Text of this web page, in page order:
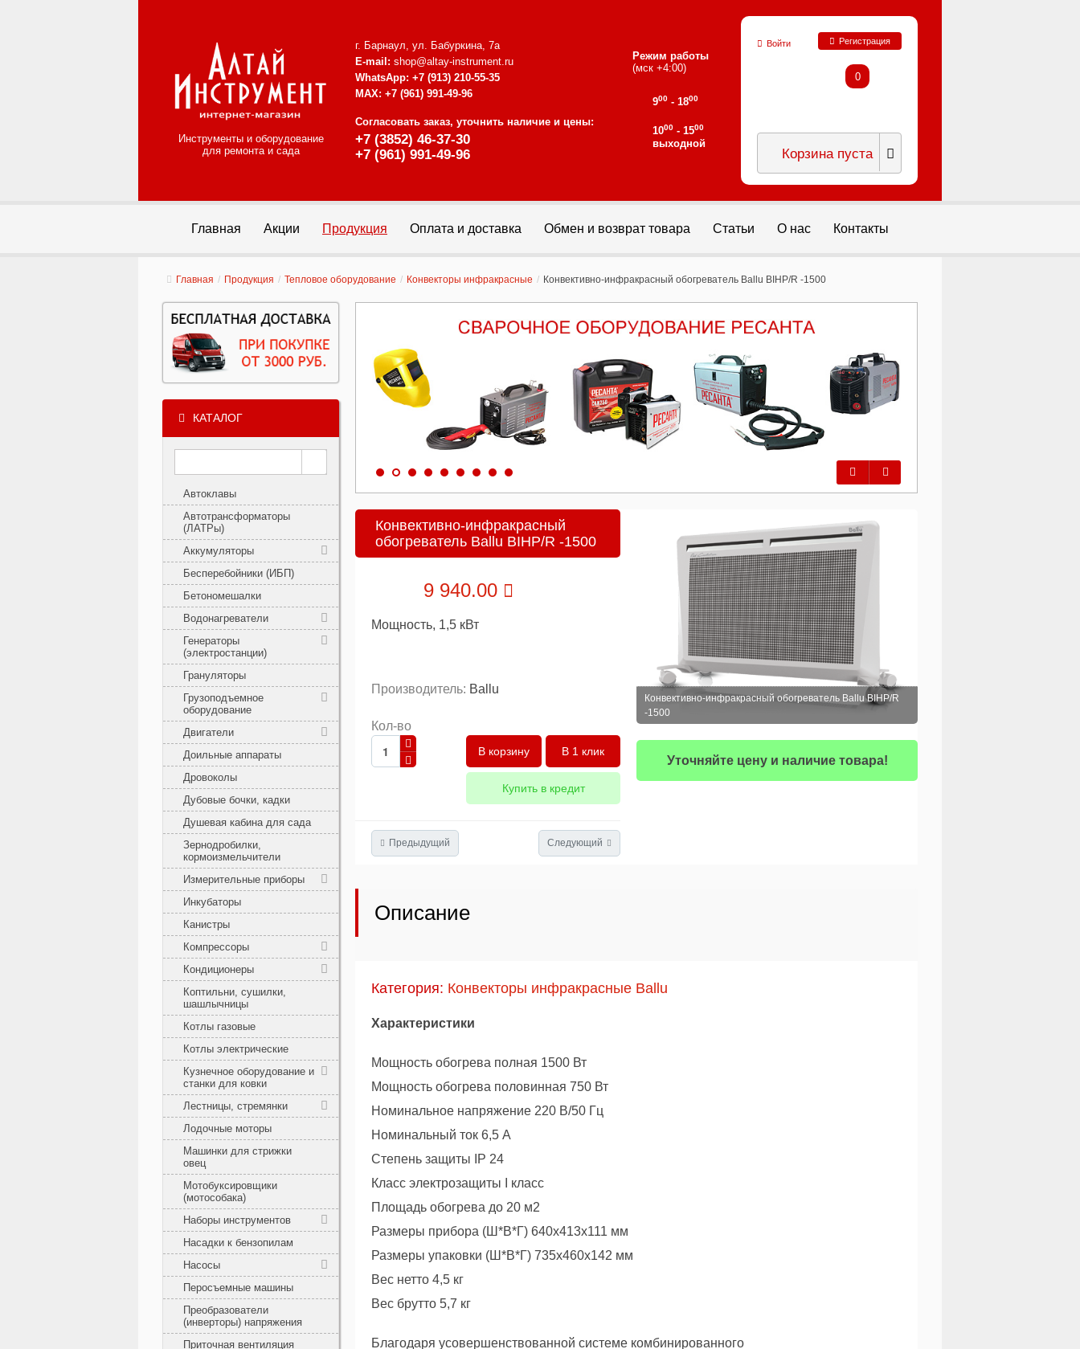
Инструменты и оборудование
для ремонта и сада
г. Барнаул, ул. Бабуркина, 7а
E-mail: shop@altay-instrument.ru
WhatsApp: +7 (913) 210-55-35
MAX: +7 (961) 991-49-96
Согласовать заказ, уточнить наличие и цены:
+7 (3852) 46-37-30
+7 (961) 991-49-96
Режим работы
(мск +4:00)
900 - 1800
1000 - 1500
выходной
Войти Регистрация
0
Корзина пуста
Главная Акции Продукция Оплата и доставка Обмен и возврат товара Статьи О нас Контакты
Главная / Продукция / Тепловое оборудование / Конвекторы инфракрасные / Конвективно-инфракрасный обогреватель Ballu BIHP/R -1500
КАТАЛОГ
Автоклавы
Автотрансформаторы
(ЛАТРы)
Аккумуляторы
Бесперебойники (ИБП)
Бетономешалки
Водонагреватели
Генераторы
(электростанции)
Грануляторы
Грузоподъемное
оборудование
Двигатели
Доильные аппараты
Дровоколы
Дубовые бочки, кадки
Душевая кабина для сада
Зернодробилки,
кормоизмельчители
Измерительные приборы
Инкубаторы
Канистры
Компрессоры
Кондиционеры
Коптильни, сушилки,
шашлычницы
Котлы газовые
Котлы электрические
Кузнечное оборудование и
станки для ковки
Лестницы, стремянки
Лодочные моторы
Машинки для стрижки
овец
Мотобуксировщики
(мотособака)
Наборы инструментов
Насадки к бензопилам
Насосы
Перосъемные машины
Преобразователи
(инверторы) напряжения
Приточная вентиляция
Предыдущий
Следующий
Конвективно-инфракрасный
обогреватель Ballu BIHP/R -1500
9 940.00
Мощность, 1,5 кВт
Производитель: Ballu
Кол-во
В 1 клик
Купить в кредит
Предыдущий Следующий
Конвективно-инфракрасный обогреватель Ballu BIHP/R
-1500
Уточняйте цену и наличие товара!
Описание
Категория: Конвекторы инфракрасные Ballu
Характеристики
Мощность обогрева полная 1500 Вт
Мощность обогрева половинная 750 Вт
Номинальное напряжение 220 В/50 Гц
Номинальный ток 6,5 А
Степень защиты IP 24
Класс электрозащиты I класс
Площадь обогрева до 20 м2
Размеры прибора (Ш*В*Г) 640х413х111 мм
Размеры упаковки (Ш*В*Г) 735х460х142 мм
Вес нетто 4,5 кг
Вес брутто 5,7 кг
Благодаря усовершенствованной системе комбинированного